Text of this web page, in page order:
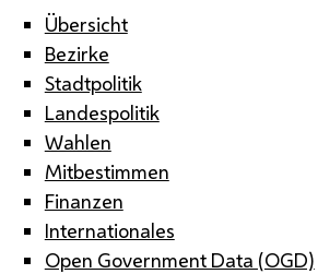
Übersicht
Bezirke
Stadtpolitik
Landespolitik
Wahlen
Mitbestimmen
Finanzen
Internationales
Open Government Data (OGD)